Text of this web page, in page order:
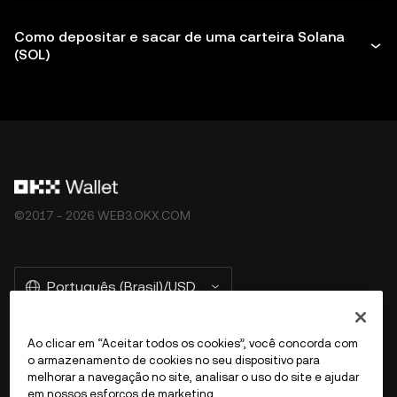
Como depositar e sacar de uma carteira Solana
(SOL)
©2017 - 2026 WEB3.OKX.COM
Português (Brasil)/USD
Mais sobre a OKX Web3
Ao clicar em “Aceitar todos os cookies”, você concorda com
o armazenamento de cookies no seu dispositivo para
melhorar a navegação no site, analisar o uso do site e ajudar
em nossos esforços de marketing.